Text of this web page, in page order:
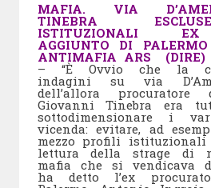
MAFIA. VIA
TINEBRA
ISTITUZIONALI EX
AGGIUNTO DI
ANTIMAFIA ARS (DIRE)
– “È Ovvio che la
indagini su via
dell’allora procuratore
Giovanni Tinebra era
sottodimensionare i
vicenda: evitare, ad
mezzo profili
lettura della strage di
mafia che si vendicava
ha detto l’ex